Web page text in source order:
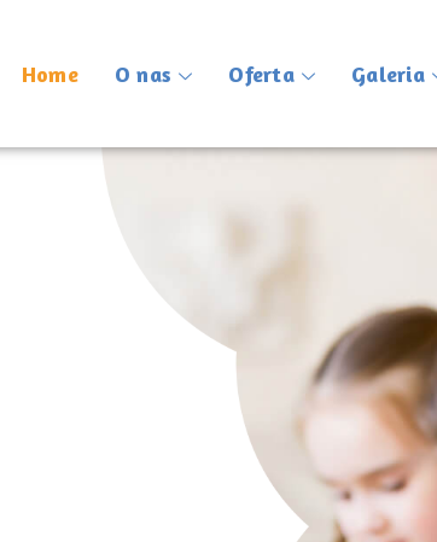
Home O nas Oferta Galeria